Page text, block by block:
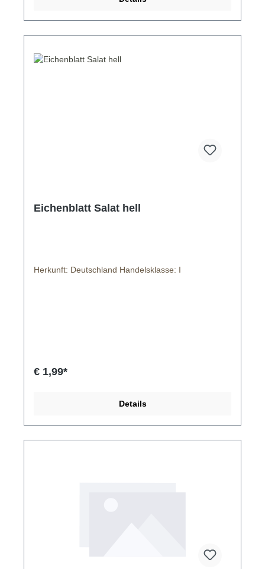
Eichenblatt Salat hell
Herkunft: Deutschland Handelsklasse: I
€ 1,99*
Details